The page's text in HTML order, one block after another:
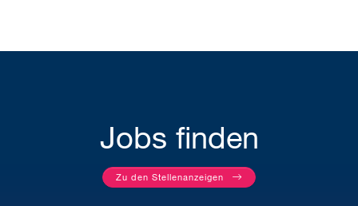
Jobs finden
Zu den Stellenanzeigen